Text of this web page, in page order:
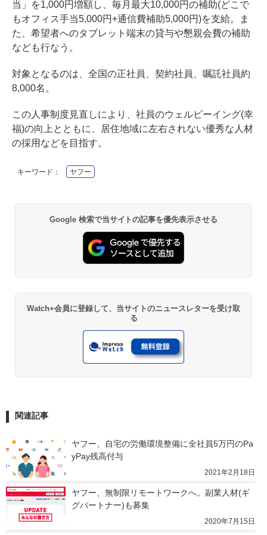
当」を1,000円増額し、毎月最大10,000円の補助(どこで
もオフィス手当5,000円+通信費補助5,000円)を支給。ま
た、希望者へのタブレット端末の貸与や懇親会費の補助
なども行なう。
対象となるのは、全国の正社員、契約社員、嘱託社員約
8,000名。
この人事制度見直しにより、社員のウェルビーイング(幸
福)の向上とともに、居住地域に左右されない優秀な人材
の採用などを目指す。
キーワード： ヤフー
Google 検索で当サイトの記事を優先表示させる
Watch+会員に登録して、当サイトのニュースレターを受け取
る
関連記事
ヤフー、自宅の労働環境整備に全社員5万円のPa
yPay残高付与
2021年2月18日
ヤフー、無制限リモートワークへ。副業人材(ギ
グパートナー)も募集
2020年7月15日